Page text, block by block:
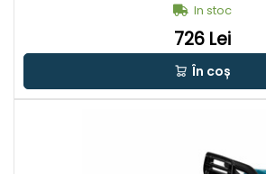
In stoc
726 Lei
În coș